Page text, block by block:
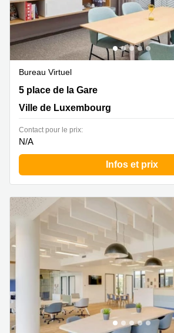
Bureau Virtuel
5 place de la Gare, Ville de Luxembourg
5 place de la Gare
Ville de Luxembourg
Contact pour le prix:
N/A
Infos et prix